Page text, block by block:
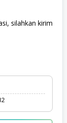
silahkan kirim